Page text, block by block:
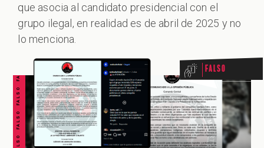
que asocia al candidato presidencial con el
grupo ilegal, en realidad es de abril de 2025 y no
lo menciona.
FALSO FALSO FALSO FALSO FALSO FALSO FALSO Falso